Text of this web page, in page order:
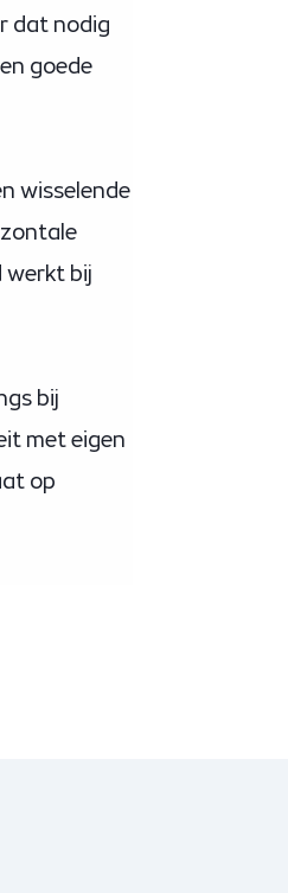
dat nodig
goede
wisselende
werkt bij
bij
met eigen
op